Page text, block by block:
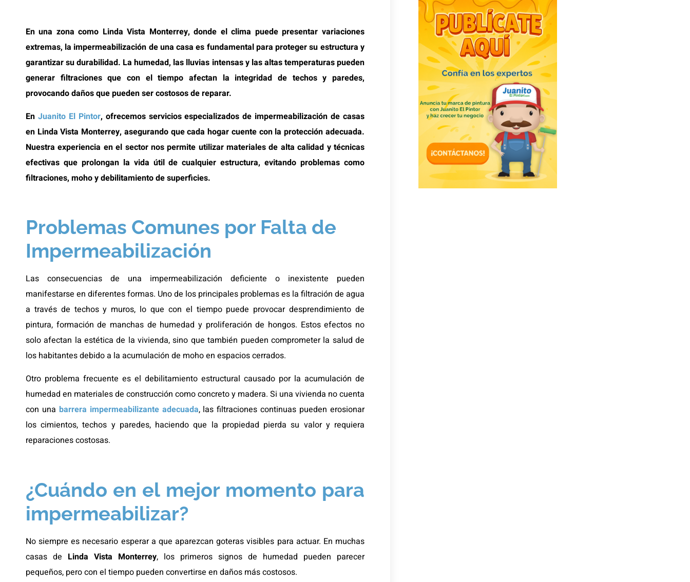
En una zona como Linda Vista Monterrey, donde el clima puede presentar variaciones
extremas, la impermeabilización de una casa es fundamental para proteger su estructura y
garantizar su durabilidad. La humedad, las lluvias intensas y las altas temperaturas pueden
generar filtraciones que con el tiempo afectan la integridad de techos y paredes,
provocando daños que pueden ser costosos de reparar.
En Juanito El Pintor, ofrecemos servicios especializados de impermeabilización de casas
en Linda Vista Monterrey, asegurando que cada hogar cuente con la protección adecuada.
Nuestra experiencia en el sector nos permite utilizar materiales de alta calidad y técnicas
efectivas que prolongan la vida útil de cualquier estructura, evitando problemas como
filtraciones, moho y debilitamiento de superficies.
Problemas Comunes por Falta de
Impermeabilización
Las consecuencias de una impermeabilización deficiente o inexistente pueden
manifestarse en diferentes formas. Uno de los principales problemas es la filtración de agua
a través de techos y muros, lo que con el tiempo puede provocar desprendimiento de
pintura, formación de manchas de humedad y proliferación de hongos. Estos efectos no
solo afectan la estética de la vivienda, sino que también pueden comprometer la salud de
los habitantes debido a la acumulación de moho en espacios cerrados.
Otro problema frecuente es el debilitamiento estructural causado por la acumulación de
humedad en materiales de construcción como concreto y madera. Si una vivienda no cuenta
con una barrera impermeabilizante adecuada, las filtraciones continuas pueden erosionar
los cimientos, techos y paredes, haciendo que la propiedad pierda su valor y requiera
reparaciones costosas.
¿Cuándo en el mejor momento para
impermeabilizar?
No siempre es necesario esperar a que aparezcan goteras visibles para actuar. En muchas
casas de Linda Vista Monterrey, los primeros signos de humedad pueden parecer
pequeños, pero con el tiempo pueden convertirse en daños más costosos.